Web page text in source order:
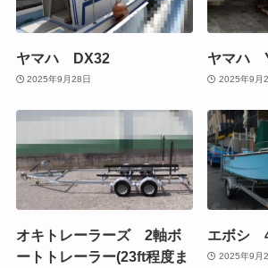
ヤマハ DX32
2025年9月28日
ヤマハ
2025年9月
オキトレーラーズ 2軸ボ
ートトレーラー(23ft程度ま
エボシ
2025年9月